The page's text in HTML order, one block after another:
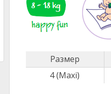
Размер
4 (Maxi)